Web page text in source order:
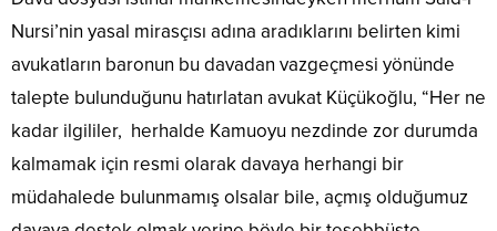
Nursi’nin yasal mirasçısı adına aradıklarını belirten kimi
avukatların baronun bu davadan vazgeçmesi yönünde
talepte bulunduğunu hatırlatan avukat Küçükoğlu, “Her ne
kadar ilgililer, herhalde Kamuoyu nezdinde zor durumda
kalmamak için resmi olarak davaya herhangi bir
müdahalede bulunmamış olsalar bile, açmış olduğumuz